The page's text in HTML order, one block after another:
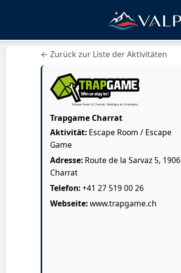
← Zurück zur Liste der Aktivitäten
Trapgame Charrat
Aktivität: Escape Room / Escape
Game
Adresse: Route de la Sarvaz 5, 1906
Charrat
Telefon:+41 27 519 00 26
Webseite:www.trapgame.ch